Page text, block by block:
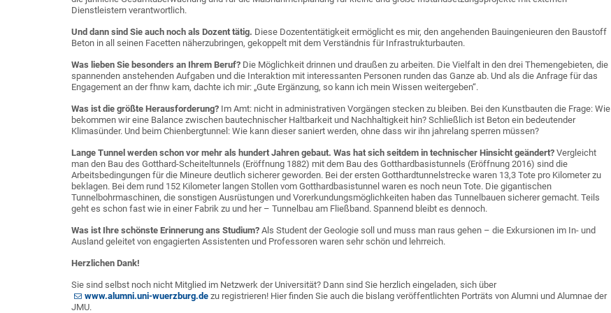
Dienstleistern verantwortlich.
Und dann sind Sie auch noch als Dozent tätig. Diese Dozententätigkeit ermöglicht es mir, den angehenden Bauingenieuren den Baustoff
Beton in all seinen Facetten näherzubringen, gekoppelt mit dem Verständnis für Infrastrukturbauten.
Was lieben Sie besonders an Ihrem Beruf? Die Möglichkeit drinnen und draußen zu arbeiten. Die Vielfalt in den drei Themengebieten, die
spannenden anstehenden Aufgaben und die Interaktion mit interessanten Personen runden das Ganze ab. Und als die Anfrage für das
Engagement an der fhnw kam, dachte ich mir: „Gute Ergänzung, so kann ich mein Wissen weitergeben“.
Was ist die größte Herausforderung? Im Amt: nicht in administrativen Vorgängen stecken zu bleiben. Bei den Kunstbauten die Frage: Wie
bekommen wir eine Balance zwischen bautechnischer Haltbarkeit und Nachhaltigkeit hin? Schließlich ist Beton ein bedeutender
Klimasünder. Und beim Chienbergtunnel: Wie kann dieser saniert werden, ohne dass wir ihn jahrelang sperren müssen?
Lange Tunnel werden schon vor mehr als hundert Jahren gebaut. Was hat sich seitdem in technischer Hinsicht geändert? Vergleicht
man den Bau des Gotthard-Scheiteltunnels (Eröffnung 1882) mit dem Bau des Gotthardbasistunnels (Eröffnung 2016) sind die
Arbeitsbedingungen für die Mineure deutlich sicherer geworden. Bei der ersten Gotthardtunnelstrecke waren 13,3 Tote pro Kilometer zu
beklagen. Bei dem rund 152 Kilometer langen Stollen vom Gotthardbasistunnel waren es noch neun Tote. Die gigantischen
Tunnelbohrmaschinen, die sonstigen Ausrüstungen und Vorerkundungsmöglichkeiten haben das Tunnelbauen sicherer gemacht. Teils
geht es schon fast wie in einer Fabrik zu und her – Tunnelbau am Fließband. Spannend bleibt es dennoch.
Was ist Ihre schönste Erinnerung ans Studium? Als Student der Geologie soll und muss man raus gehen – die Exkursionen im In- und
Ausland geleitet von engagierten Assistenten und Professoren waren sehr schön und lehrreich.
Herzlichen Dank!
Sie sind selbst noch nicht Mitglied im Netzwerk der Universität? Dann sind Sie herzlich eingeladen, sich über
www.alumni.uni-wuerzburg.dezu registrieren! Hier finden Sie auch die bislang veröffentlichten Porträts von Alumni und Alumnae der
JMU.